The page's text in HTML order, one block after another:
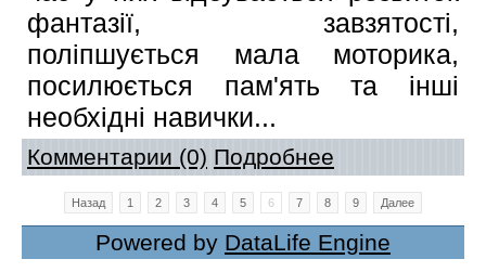
фантазії, завзятості,
поліпшується мала моторика,
посилюється пам'ять та інші
необхідні навички...
Комментарии (0) Подробнее
Назад 1 2 3 4 5 6 7 8 9 Далее
Powered by DataLife Engine